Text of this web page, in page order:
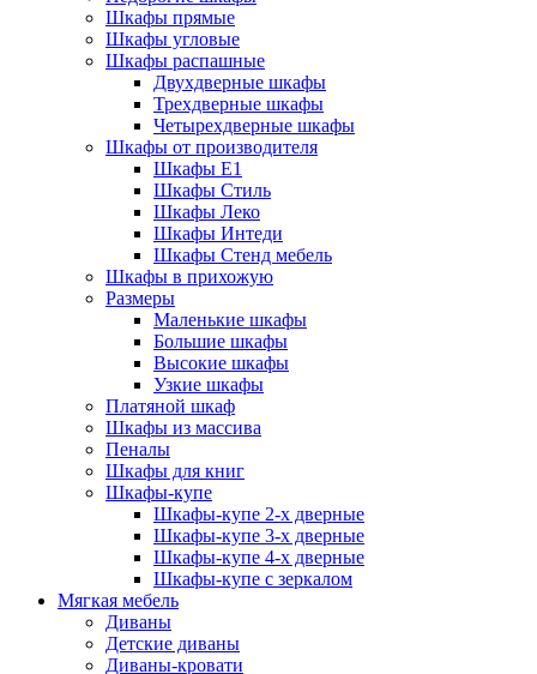
Шкафы прямые
Шкафы угловые
Шкафы распашные
Двухдверные шкафы
Трехдверные шкафы
Четырехдверные шкафы
Шкафы от производителя
Шкафы E1
Шкафы Стиль
Шкафы Леко
Шкафы Интеди
Шкафы Стенд мебель
Шкафы в прихожую
Размеры
Маленькие шкафы
Большие шкафы
Высокие шкафы
Узкие шкафы
Платяной шкаф
Шкафы из массива
Пеналы
Шкафы для книг
Шкафы-купе
Шкафы-купе 2-х дверные
Шкафы-купе 3-х дверные
Шкафы-купе 4-х дверные
Шкафы-купе с зеркалом
Мягкая мебель
Диваны
Детские диваны
Диваны-кровати